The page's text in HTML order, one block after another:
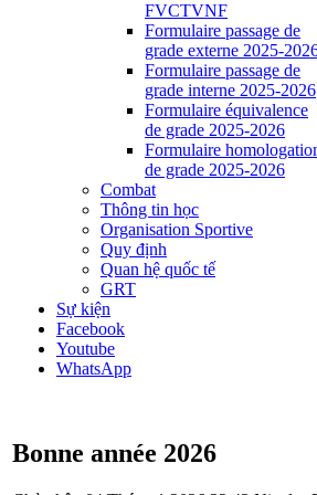
FVCTVNF
Formulaire passage de
grade externe 2025-
Formulaire passage de
grade interne 2025-2026
Formulaire équivalence
de grade 2025-2026
Formulaire
de grade 2025-2026
Combat
Thông tin học
Organisation Sportive
Quy định
Quan hệ quốc tế
GRT
Sự kiện
Facebook
Youtube
WhatsApp
Bonne année 2026